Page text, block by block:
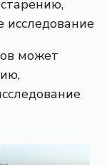
может